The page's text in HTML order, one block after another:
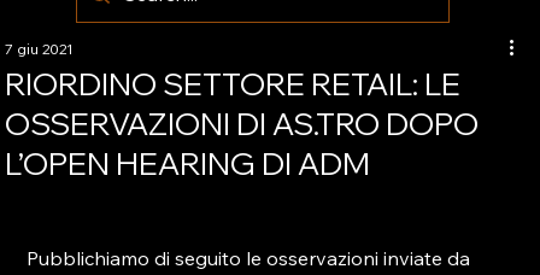
RIORDINO SETTORE RETAIL: LE
OSSERVAZIONI DI AS.TRO DOPO
L’OPEN HEARING DI ADM
7 giu 2021
Pubblichiamo di seguito le osservazioni inviate da